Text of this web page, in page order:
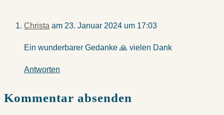
Christa am 23. Januar 2024 um 17:03
Ein wunderbarer Gedanke 🙏 vielen Dank
Antworten
Kommentar absenden